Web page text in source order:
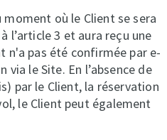
où le Client se sera
3 et aura reçu une
n'a pas été confirmée par e-
le Site. En l’absence de
par le Client, la réservation
le Client peut également